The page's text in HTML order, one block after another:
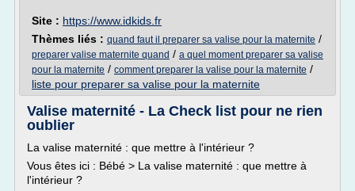
Site : https://www.idkids.fr
Thèmes liés : quand faut il preparer sa valise pour la maternite /
preparer valise maternite quand / a quel moment preparer sa valise
pour la maternite / comment preparer la valise pour la maternite /
liste pour preparer sa valise pour la maternite
Valise maternité - La Check list pour ne rien
oublier
La valise maternité : que mettre à l'intérieur ?
Vous êtes ici : Bébé > La valise maternité : que mettre à
l'intérieur ?